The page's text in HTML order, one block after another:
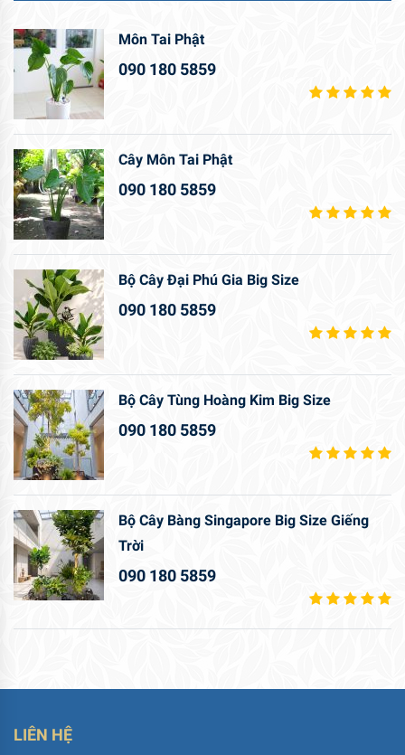
Môn Tai Phật
090 180 5859
Cây Môn Tai Phật
090 180 5859
Bộ Cây Đại Phú Gia Big Size
090 180 5859
Bộ Cây Tùng Hoàng Kim Big Size
090 180 5859
Bộ Cây Bàng Singapore Big Size Giếng
Trời
090 180 5859
LIÊN HỆ